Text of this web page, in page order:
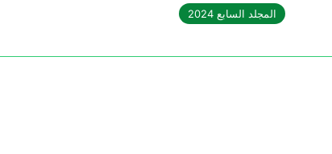
المجلد السابع 2024